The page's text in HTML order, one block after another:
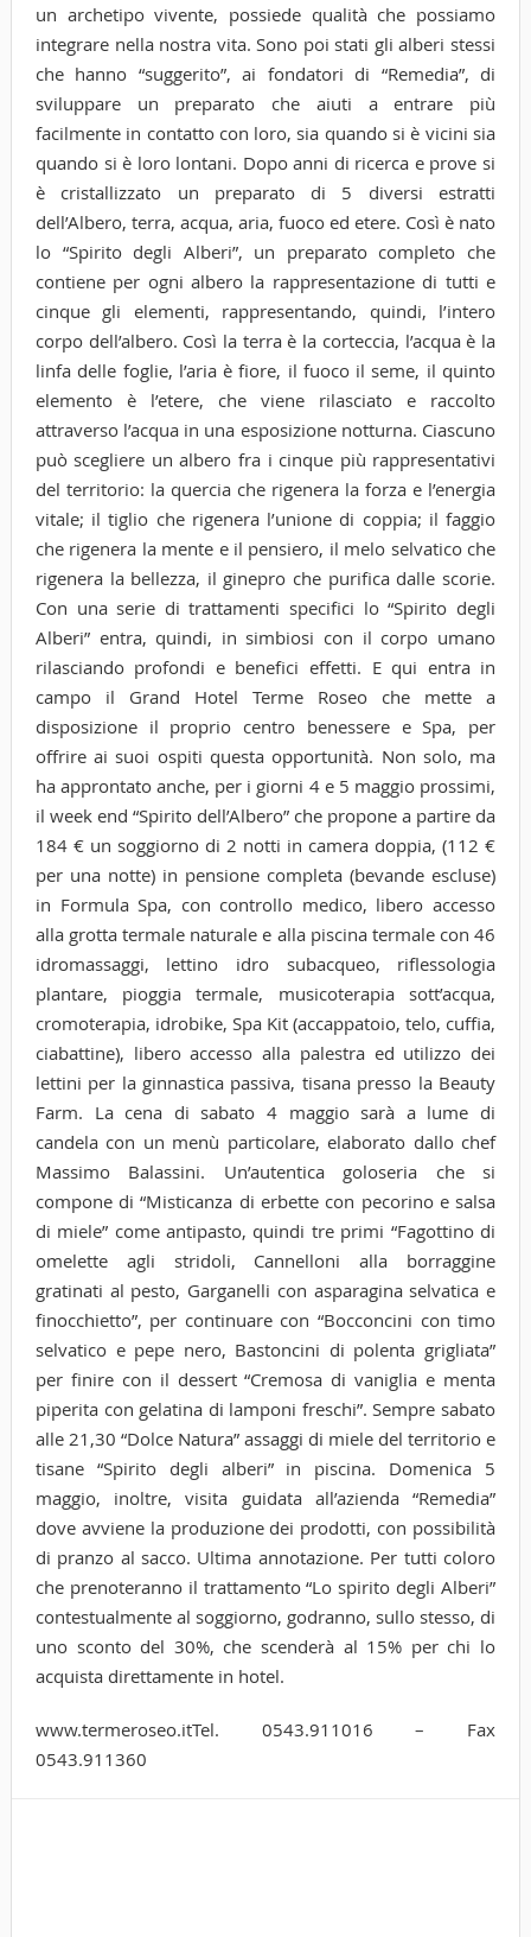
un archetipo vivente, possiede qualità che possiamo
integrare nella nostra vita. Sono poi stati gli alberi stessi
che hanno “suggerito”, ai fondatori di “Remedia”, di
sviluppare un preparato che aiuti a entrare più
facilmente in contatto con loro, sia quando si è vicini sia
quando si è loro lontani. Dopo anni di ricerca e prove si
è cristallizzato un preparato di 5 diversi estratti
dell’Albero, terra, acqua, aria, fuoco ed etere. Così è nato
lo “Spirito degli Alberi”, un preparato completo che
contiene per ogni albero la rappresentazione di tutti e
cinque gli elementi, rappresentando, quindi, l’intero
corpo dell’albero. Così la terra è la corteccia, l’acqua è la
linfa delle foglie, l’aria è fiore, il fuoco il seme, il quinto
elemento è l’etere, che viene rilasciato e raccolto
attraverso l’acqua in una esposizione notturna. Ciascuno
può scegliere un albero fra i cinque più rappresentativi
del territorio: la quercia che rigenera la forza e l’energia
vitale; il tiglio che rigenera l’unione di coppia; il faggio
che rigenera la mente e il pensiero, il melo selvatico che
rigenera la bellezza, il ginepro che purifica dalle scorie.
Con una serie di trattamenti specifici lo “Spirito degli
Alberi” entra, quindi, in simbiosi con il corpo umano
rilasciando profondi e benefici effetti. E qui entra in
campo il Grand Hotel Terme Roseo che mette a
disposizione il proprio centro benessere e Spa, per
offrire ai suoi ospiti questa opportunità. Non solo, ma
ha approntato anche, per i giorni 4 e 5 maggio prossimi,
il week end “Spirito dell’Albero” che propone a partire da
184 € un soggiorno di 2 notti in camera doppia, (112 €
per una notte) in pensione completa (bevande escluse)
in Formula Spa, con controllo medico, libero accesso
alla grotta termale naturale e alla piscina termale con 46
idromassaggi, lettino idro subacqueo, riflessologia
plantare, pioggia termale, musicoterapia sott’acqua,
cromoterapia, idrobike, Spa Kit (accappatoio, telo, cuffia,
ciabattine), libero accesso alla palestra ed utilizzo dei
lettini per la ginnastica passiva, tisana presso la Beauty
Farm. La cena di sabato 4 maggio sarà a lume di
candela con un menù particolare, elaborato dallo chef
Massimo Balassini. Un’autentica goloseria che si
compone di “Misticanza di erbette con pecorino e salsa
di miele” come antipasto, quindi tre primi “Fagottino di
omelette agli stridoli, Cannelloni alla borraggine
gratinati al pesto, Garganelli con asparagina selvatica e
finocchietto”, per continuare con “Bocconcini con timo
selvatico e pepe nero, Bastoncini di polenta grigliata”
per finire con il dessert “Cremosa di vaniglia e menta
piperita con gelatina di lamponi freschi”. Sempre sabato
alle 21,30 “Dolce Natura” assaggi di miele del territorio e
tisane “Spirito degli alberi” in piscina. Domenica 5
maggio, inoltre, visita guidata all’azienda “Remedia”
dove avviene la produzione dei prodotti, con possibilità
di pranzo al sacco. Ultima annotazione. Per tutti coloro
che prenoteranno il trattamento “Lo spirito degli Alberi”
contestualmente al soggiorno, godranno, sullo stesso, di
uno sconto del 30%, che scenderà al 15% per chi lo
acquista direttamente in hotel.
www.termeroseo.itTel. 0543.911016 – Fax
0543.911360